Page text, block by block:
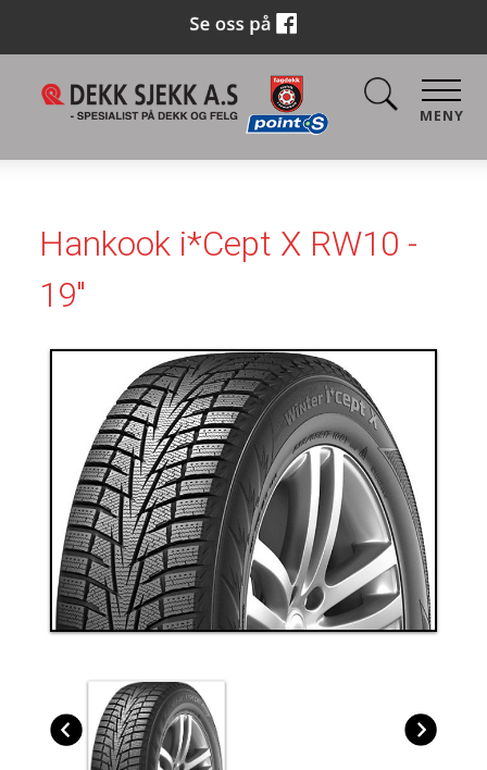
MENY
Hankook i*Cept X RW10 -
19"